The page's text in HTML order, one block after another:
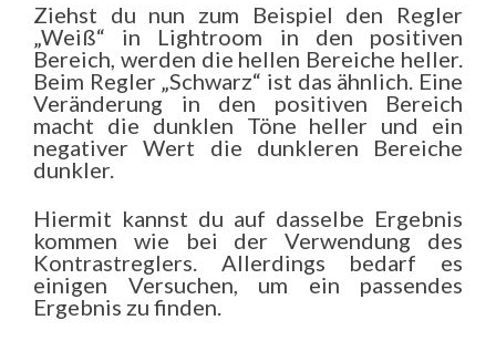
Ziehst du nun zum Beispiel den Regler
„Weiß“ in Lightroom in den positiven
Bereich, werden die hellen Bereiche heller.
Beim Regler „Schwarz“ ist das ähnlich. Eine
Veränderung in den positiven Bereich
macht die dunklen Töne heller und ein
negativer Wert die dunkleren Bereiche
dunkler.
Hiermit kannst du auf dasselbe Ergebnis
kommen wie bei der Verwendung des
Kontrastreglers. Allerdings bedarf es
einigen Versuchen, um ein passendes
Ergebnis zu finden.